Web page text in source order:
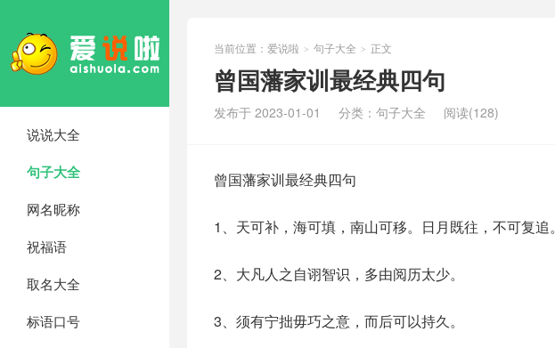
说说大全
句子大全
网名昵称
祝福语
取名大全
标语口号
当前位置： 爱说啦 > 句子大全 > 正文
曾国藩家训最经典四句
发布于 2023-01-01 分类： 句子大全 阅读(128)
曾国藩家训最经典四句
1、天可补，海可填，南山可移。日月既往，不可复追。
2、大凡人之自诩智识，多由阅历太少。
3、须有宁拙毋巧之意，而后可以持久。